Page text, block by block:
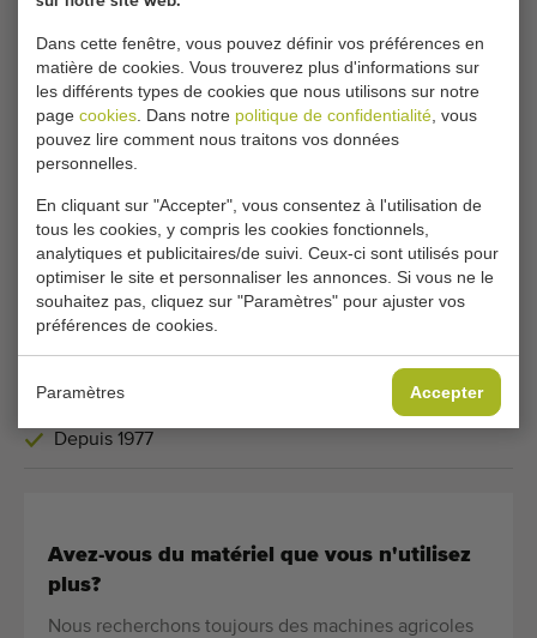
Dans cette fenêtre, vous pouvez définir vos préférences en
matière de cookies. Vous trouverez plus d'informations sur
les différents types de cookies que nous utilisons sur notre
page cookies . Dans notre politique de confidentialité , vous
pouvez lire comment nous traitons vos données
personnelles.
En cliquant sur "Accepter", vous consentez à l'utilisation de
tous les cookies, y compris les cookies fonctionnels,
analytiques et publicitaires/de suivi. Ceux-ci sont utilisés pour
optimiser le site et personnaliser les annonces. Si vous ne le
souhaitez pas, cliquez sur "Paramètres" pour ajuster vos
préférences de cookies.
Paramètres Accepter
Super occasion
Burg remplisseur de palox dans l'eau pour
pommes et poires
Ajouter
1 - 10 de 10
Depuis 1977
Avez-vous du matériel que vous n'utilisez
plus?
Nous recherchons toujours des machines agricoles